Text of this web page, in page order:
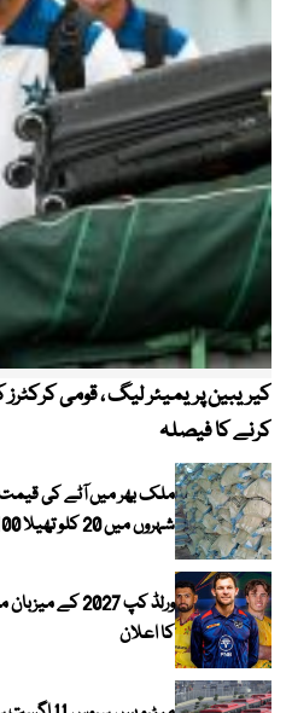
کرنے کا فیصلہ
ملک بھر میں آٹے کی
شہروں میں 20 کلو تھیلا 100 روپے تک مہنگا
ورلڈ کپ 2027
کا اعلان